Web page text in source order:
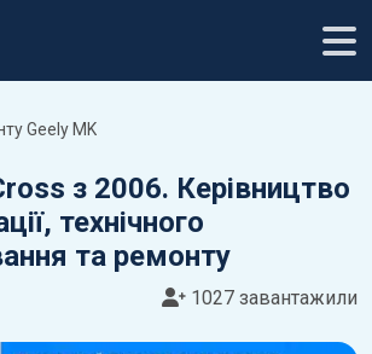
Geely MK
з 2006. Керівництво
технічного
та ремонту
1027 завантажили